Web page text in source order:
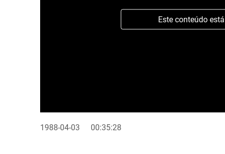
Este conteúdo
1988-04-03 00:35:28